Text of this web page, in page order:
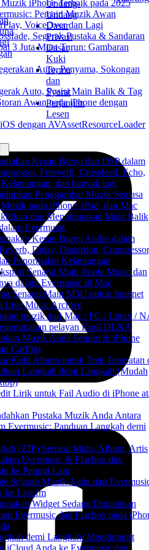
iPhone Terbaik pada 2025
Pemain Muzik Awan
VoiceOver dan Lagi
Segerak Pustaka & Sandaran
3 Juta Muat Turun: Gambaran
Auto, Penyama, Sokongan
Auto, Posisi Main Balik & Tag
Awan pada iPhone dengan
dengan AVAssetResourceLoader
Kesan Bunyi dan DSP dalam
Freeverb, Crossfeed, Echo,
dan banyak lagi
Penggambar Muzik Semasa
pada iPhone, iPad, dan Mac
dan Menggunakan Main Balik
Evermusic
Kesan Bunyi Audio dalam
Delay, Distortion,
Penormalan Kelantangan
Senarai Main Apple Music dan
dalam Evermusic di Mac
Senarai Main M3U untuk Internet
Live Music Archive
muzik dari Mac / PC / Linux /
pelayan Kodi DLNA
Muzik Anda Sendiri di iPhone
CarPlay
Kulit Album untuk Trek Tempatan
Langkah demi Langkah (Mudah
Lirik untuk Fail Audio di iPhone
Pustaka Muzik Anda Antara
Evermusic: Panduan Langkah demi
(ZIP) Senarai Main, Album, Artis
Evermusic & Flacbox dan
ke Peranti Lain
Sejarah Muzik Anda dari
ke Last.fm
Widget Sedang Dimainkan
Evermusic dan Flacbox pada
demi Langkah: Mengimport
iCloud Anda ke Evermusic dan
Undang-
Undang
Dasar
Privasi
Dasar
Kuki
Terma
dan
Syarat
Perjanjian
Lesen